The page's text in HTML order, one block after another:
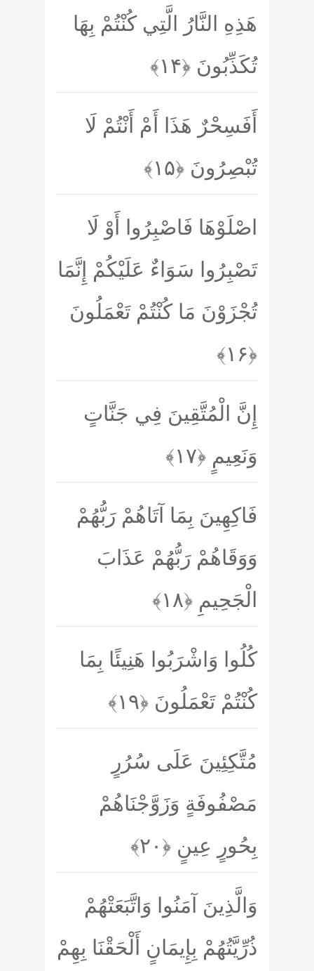
هَذِهِ النَّارُ الَّتِي كُنْتُمْ بِهَا
تُكَذِّبُونَ ﴿۱۴﴾
أَفَسِحْرٌ هَذَا أَمْ أَنْتُمْ لَا
تُبْصِرُونَ ﴿۱۵﴾
اصْلَوْهَا فَاصْبِرُوا أَوْ لَا
تَصْبِرُوا سَوَاءٌ عَلَيْكُمْ إِنَّمَا
تُجْزَوْنَ مَا كُنْتُمْ تَعْمَلُونَ
﴿۱۶﴾
إِنَّ الْمُتَّقِينَ فِي جَنَّاتٍ
وَنَعِيمٍ ﴿۱۷﴾
فَاكِهِينَ بِمَا آتَاهُمْ رَبُّهُمْ
وَوَقَاهُمْ رَبُّهُمْ عَذَابَ
الْجَحِيمِ ﴿۱۸﴾
كُلُوا وَاشْرَبُوا هَنِيئًا بِمَا
كُنْتُمْ تَعْمَلُونَ ﴿۱۹﴾
مُتَّكِئِينَ عَلَى سُرُرٍ
مَصْفُوفَةٍ وَزَوَّجْنَاهُمْ
بِحُورٍ عِينٍ ﴿۲۰﴾
وَالَّذِينَ آمَنُوا وَاتَّبَعَتْهُمْ
ذُرِّيَّتُهُمْ بِإِيمَانٍ أَلْحَقْنَا بِهِمْ